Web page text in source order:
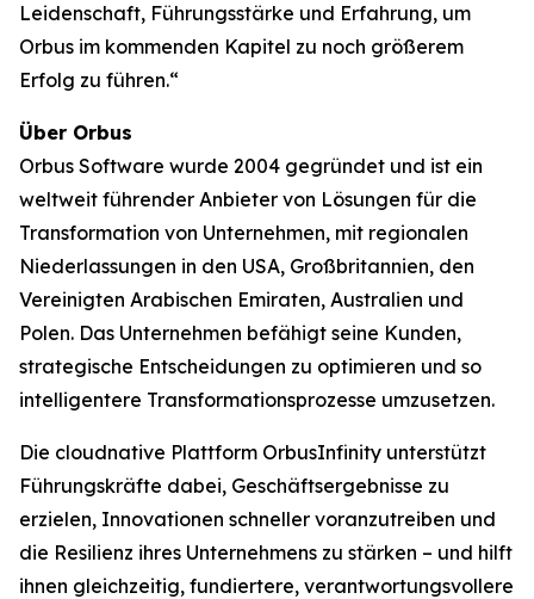
Leidenschaft, Führungsstärke und Erfahrung, um
Orbus im kommenden Kapitel zu noch größerem
Erfolg zu führen.“
Über Orbus
Orbus Software wurde 2004 gegründet und ist ein
weltweit führender Anbieter von Lösungen für die
Transformation von Unternehmen, mit regionalen
Niederlassungen in den USA, Großbritannien, den
Vereinigten Arabischen Emiraten, Australien und
Polen. Das Unternehmen befähigt seine Kunden,
strategische Entscheidungen zu optimieren und so
intelligentere Transformationsprozesse umzusetzen.
Die cloudnative Plattform OrbusInfinity unterstützt
Führungskräfte dabei, Geschäftsergebnisse zu
erzielen, Innovationen schneller voranzutreiben und
die Resilienz ihres Unternehmens zu stärken – und hilft
ihnen gleichzeitig, fundiertere, verantwortungsvollere